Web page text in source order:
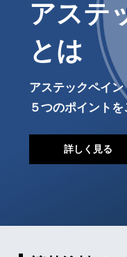
アステ
とは
アステックペイ
５つのポイントを
詳しく見る